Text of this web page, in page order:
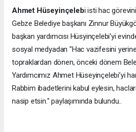
Ahmet Hüseyinçelebi isti hac
Gebze Belediye başkanı Zinnur
başkan yardımcısı Hüsyinçelebi'yi
sosyal medyadan "Hac vazifesini
topraklardan dönen, önceki dönem
Yardımcımız Ahmet Hüseyinçelebi’yi
Rabbim ibadetlerini kabul eylesin,
nasip etsin." paylaşımında bulundu..